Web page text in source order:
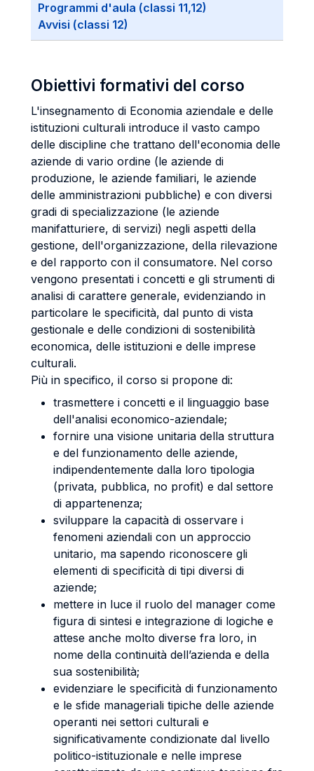
Programmi d'aula (classi 11,12)
Avvisi (classi 12)
Obiettivi formativi del corso
L'insegnamento di Economia aziendale e delle
istituzioni culturali introduce il vasto campo
delle discipline che trattano dell'economia delle
aziende di vario ordine (le aziende di
produzione, le aziende familiari, le aziende
delle amministrazioni pubbliche) e con diversi
gradi di specializzazione (le aziende
manifatturiere, di servizi) negli aspetti della
gestione, dell'organizzazione, della rilevazione
e del rapporto con il consumatore. Nel corso
vengono presentati i concetti e gli strumenti di
analisi di carattere generale, evidenziando in
particolare le specificità, dal punto di vista
gestionale e delle condizioni di sostenibilità
economica, delle istituzioni e delle imprese
culturali.
Più in specifico, il corso si propone di:
trasmettere i concetti e il linguaggio base
dell'analisi economico-aziendale;
fornire una visione unitaria della struttura
e del funzionamento delle aziende,
indipendentemente dalla loro tipologia
(privata, pubblica, no profit) e dal settore
di appartenenza;
sviluppare la capacità di osservare i
fenomeni aziendali con un approccio
unitario, ma sapendo riconoscere gli
elementi di specificità di tipi diversi di
aziende;
mettere in luce il ruolo del manager come
figura di sintesi e integrazione di logiche e
attese anche molto diverse fra loro, in
nome della continuità dell’azienda e della
sua sostenibilità;
evidenziare le specificità di funzionamento
e le sfide manageriali tipiche delle aziende
operanti nei settori culturali e
significativamente condizionate dal livello
politico-istituzionale e nelle imprese